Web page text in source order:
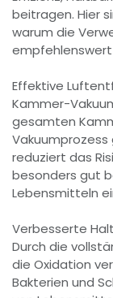
beitragen. Hier
warum die
Effektive
Kammer-
gesamten
Vakuumprozess
reduziert das
besonders gut
Lebensmitteln
Verbesserte
Durch die
die Oxidation
Bakterien und